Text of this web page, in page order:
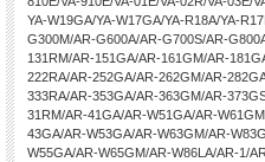
YA-W19GA/YA-W17GA/YA-R18A/YA-
G300M/AR-G600A/AR-G700S/AR-
131RM/AR-151GA/AR-161GM/AR-
222RA/AR-252GA/AR-262GM/AR-
333RA/AR-353GA/AR-363GM/AR-
31RM/AR-41GA/AR-W51GA/AR-
43GA/AR-W53GA/AR-W63GM/AR-
W55GA/AR-W65GM/AR-W86LA/AR-1/